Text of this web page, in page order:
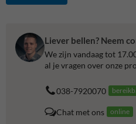
Liever bellen? Neem
We zijn vandaag tot
al je vragen over onze
038-7920070
Chat met ons online